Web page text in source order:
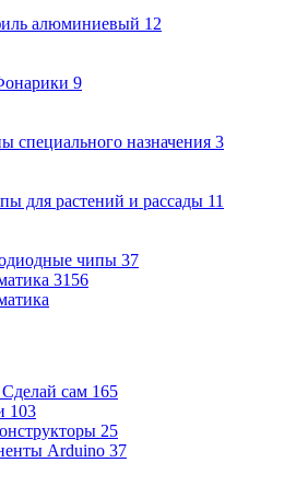
алюминиевый 12
9
специального назначения 3
для растений и рассады 11
чипы 37
3156
Сделай сам 165
103
25
Arduino 37